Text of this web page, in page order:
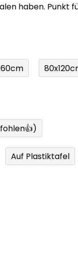
haben. Punkt
Auf Plastiktafel